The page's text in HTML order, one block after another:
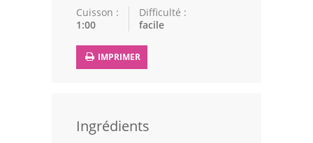
Astuces de cuisine
Fêtes Religieuses
Cuisson :
1:00
Difficulté :
facile
IMPRIMER
Ingrédients